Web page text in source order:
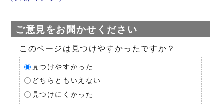
ご意見をお聞かせください
このページは見つけやすかったですか？
見つけやすかった
どちらともいえない
見つけにくかった